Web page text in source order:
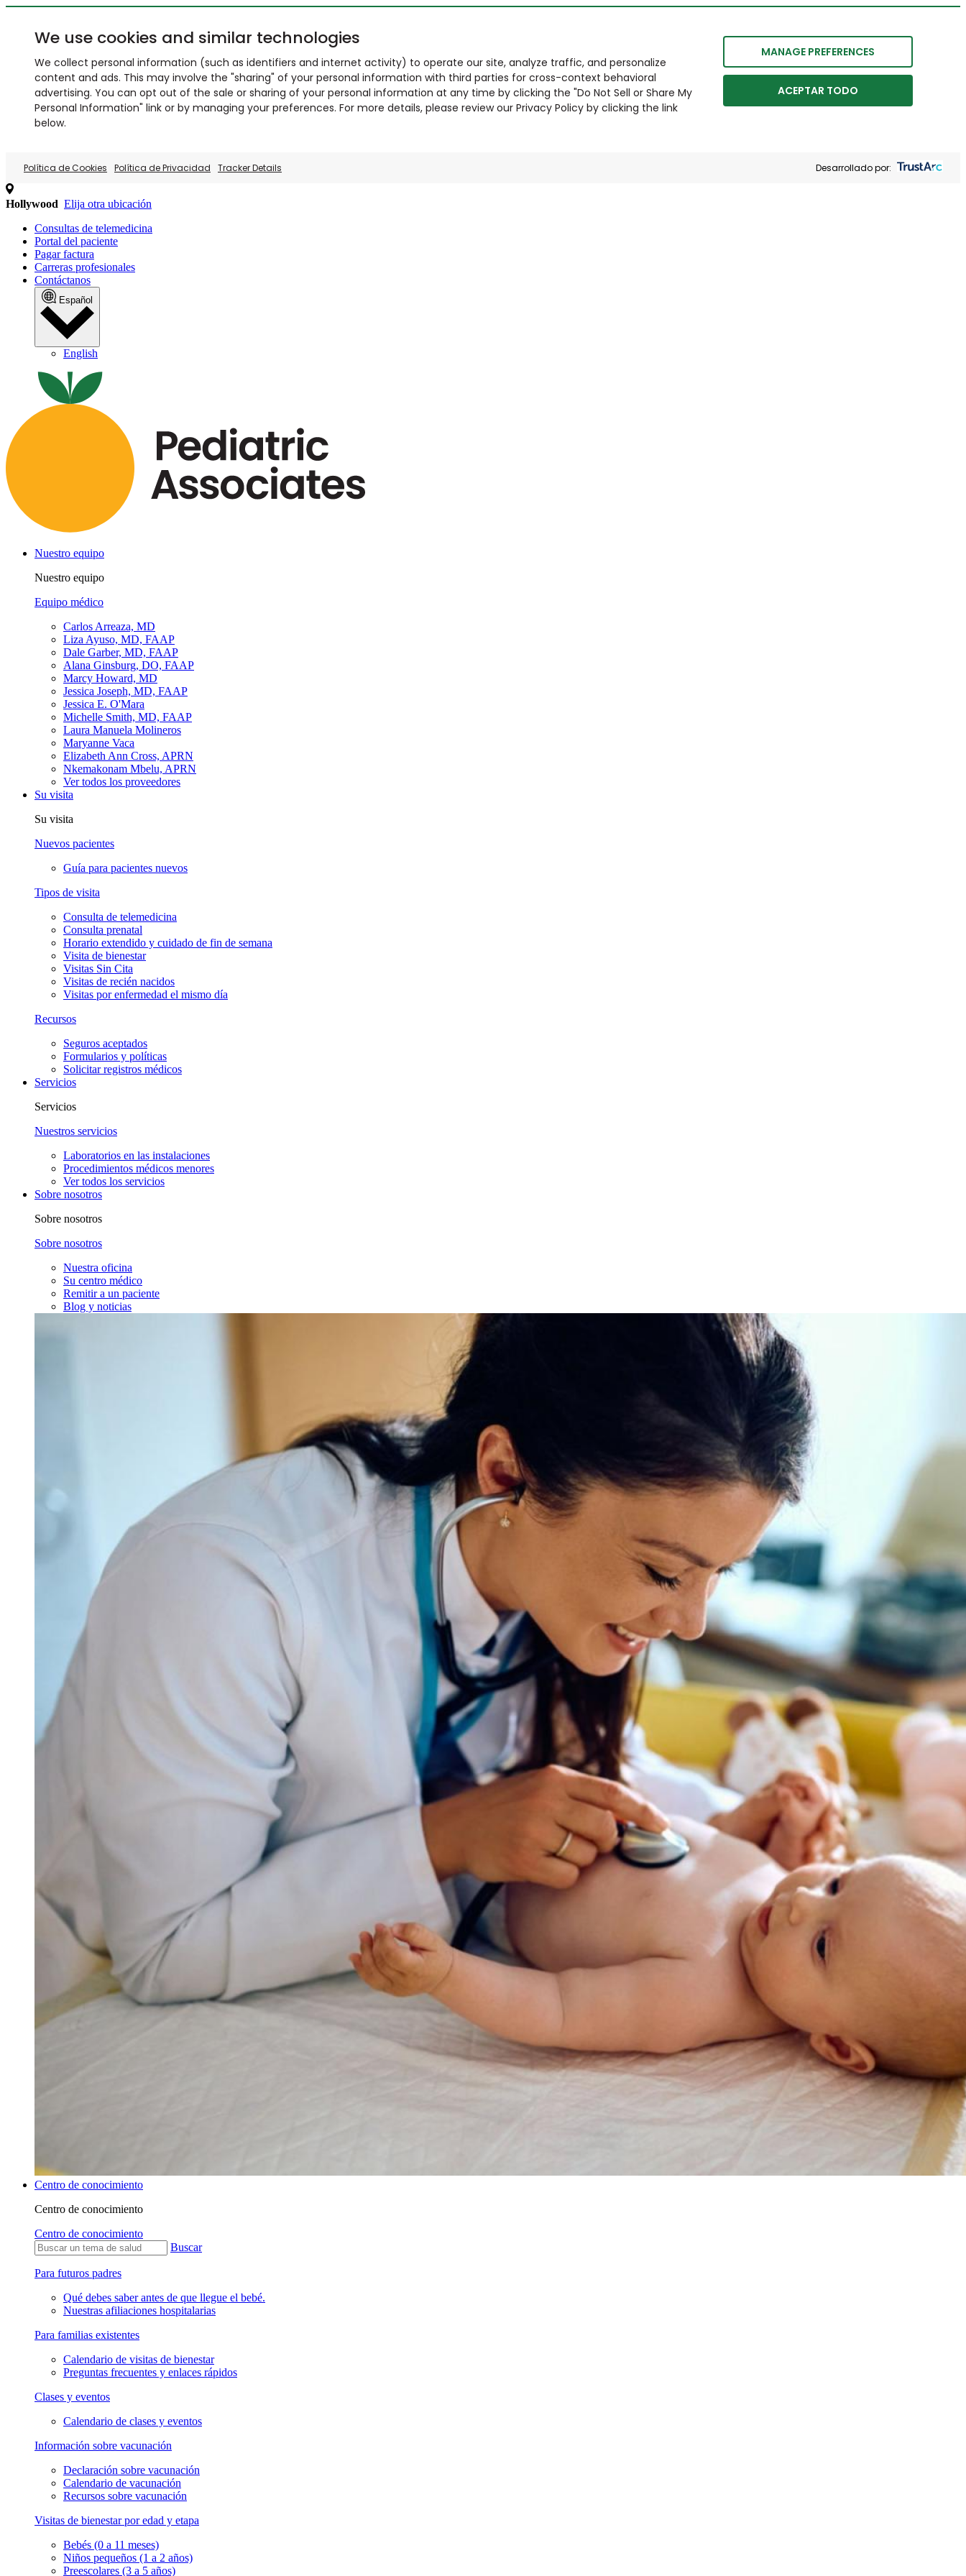
We use cookies and similar technologies
We collect personal information (such as identifiers and internet activity) to operate our site, analyze traffic, and personalize
content and ads. This may involve the "sharing" of your personal information with third parties for cross-context behavioral
advertising. You can opt out of the sale or sharing of your personal information at any time by clicking the "Do Not Sell or Share My
Personal Information" link or by managing your preferences. For more details, please review our Privacy Policy by clicking the link
below.
MANAGE PREFERENCES
ACEPTAR TODO
Política de Cookies Política de Privacidad Tracker Details Desarrollado por:
Hollywood Elija otra ubicación
Consultas de telemedicina
Portal del paciente
Pagar factura
Carreras profesionales
Contáctanos
Español
English
Nuestro equipo
Nuestro equipo
Equipo médico
Carlos Arreaza, MD
Liza Ayuso, MD, FAAP
Dale Garber, MD, FAAP
Alana Ginsburg, DO, FAAP
Marcy Howard, MD
Jessica Joseph, MD, FAAP
Jessica E. O'Mara
Michelle Smith, MD, FAAP
Laura Manuela Molineros
Maryanne Vaca
Elizabeth Ann Cross, APRN
Nkemakonam Mbelu, APRN
Ver todos los proveedores
Su visita
Su visita
Nuevos pacientes
Guía para pacientes nuevos
Tipos de visita
Consulta de telemedicina
Consulta prenatal
Horario extendido y cuidado de fin de semana
Visita de bienestar
Visitas Sin Cita
Visitas de recién nacidos
Visitas por enfermedad el mismo día
Recursos
Seguros aceptados
Formularios y políticas
Solicitar registros médicos
Servicios
Servicios
Nuestros servicios
Laboratorios en las instalaciones
Procedimientos médicos menores
Ver todos los servicios
Sobre nosotros
Sobre nosotros
Sobre nosotros
Nuestra oficina
Su centro médico
Remitir a un paciente
Blog y noticias
Centro de conocimiento
Centro de conocimiento
Centro de conocimiento
Buscar
Para futuros padres
Qué debes saber antes de que llegue el bebé.
Nuestras afiliaciones hospitalarias
Para familias existentes
Calendario de visitas de bienestar
Preguntas frecuentes y enlaces rápidos
Clases y eventos
Calendario de clases y eventos
Información sobre vacunación
Declaración sobre vacunación
Calendario de vacunación
Recursos sobre vacunación
Visitas de bienestar por edad y etapa
Bebés (0 a 11 meses)
Niños pequeños (1 a 2 años)
Preescolares (3 a 5 años)